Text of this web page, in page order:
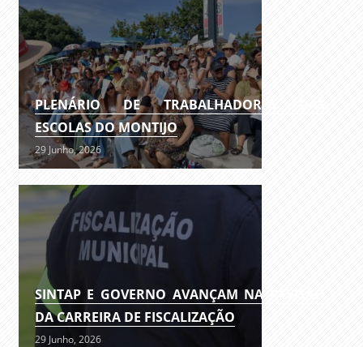
PLENÁRIO DE TRABALHADORES DAS
ESCOLAS DO MONTIJO
29 Junho, 2026
SINTAP E GOVERNO AVANÇAM NA REVISÃO
DA CARREIRA DE FISCALIZAÇÃO
29 Junho, 2026